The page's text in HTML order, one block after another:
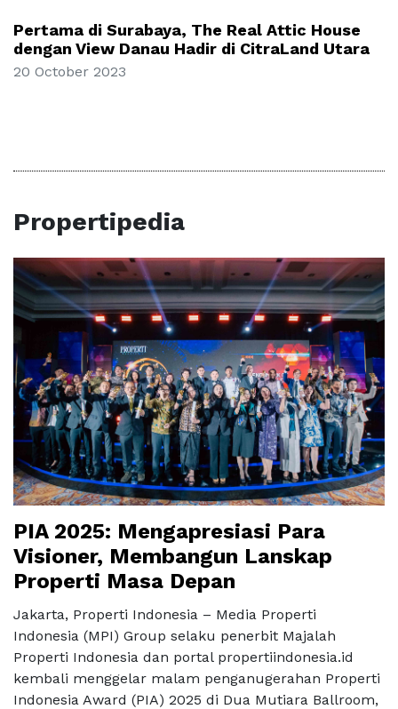
Pertama di Surabaya, The Real Attic House
dengan View Danau Hadir di CitraLand Utara
20 October 2023
Propertipedia
PIA 2025: Mengapresiasi Para
Visioner, Membangun Lanskap
Properti Masa Depan
Jakarta, Properti Indonesia – Media Properti
Indonesia (MPI) Group selaku penerbit Majalah
Properti Indonesia dan portal propertiindonesia.id
kembali menggelar malam penganugerahan Properti
Indonesia Award (PIA) 2025 di Dua Mutiara Ballroom,